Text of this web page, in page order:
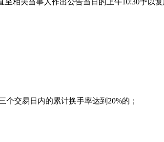
交易日内的累计换手率达到20%的；